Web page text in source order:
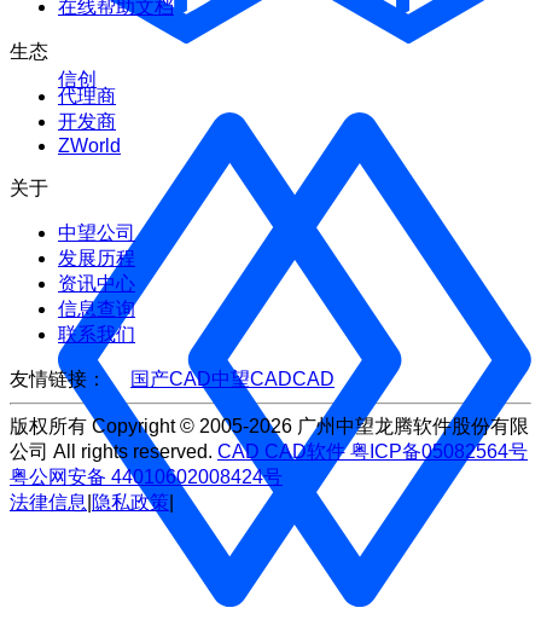
信创
在线帮助文档
生态
代理商
开发商
ZWorld
关于
中望公司
发展历程
资讯中心
信息查询
联系我们
友情链接： 国产CAD中望CADCAD
版权所有 Copyright © 2005-2026 广州中望龙腾软件股份有限
公司 All rights reserved. CAD CAD软件粤ICP备05082564号
粤公网安备 44010602008424号
法律信息 隐私政策